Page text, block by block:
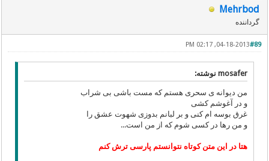
Mehrbod
گرداننده
#89
04-18-2013, 02:17 PM
mosafer نوشته:
من دیوانه ی سحری هستم که مست باشی بی شراب
و در آغوشم کشی
غرق بوسه ام کنی و بر لبانم بدوزی شهوت عشق را
و من رها در کسی شوم که از من است...
هتا در این متن کوتاه نتوانستم پارسی ترش کنم